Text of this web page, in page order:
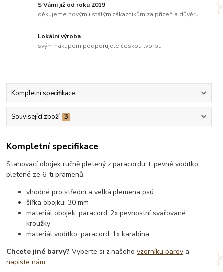
S Vámi již od roku 2019
děkujeme novým i stálým zákazníkům za přízeň a důvěru
Lokální výroba
svým nákupem podporujete českou tvorbu
Kompletní specifikace
Související zboží 3
Kompletní specifikace
Stahovací obojek ručně pletený z paracordu + pevné vodítko
pletené ze 6-ti pramenů
vhodné pro střední a velká plemena psů
šířka obojku: 30 mm
materiál obojek: paracord, 2x pevnostní svařované
kroužky
materiál vodítko: paracord, 1x karabina
Chcete jiné barvy? Vyberte si z našehovzorníku barev a
napište nám.